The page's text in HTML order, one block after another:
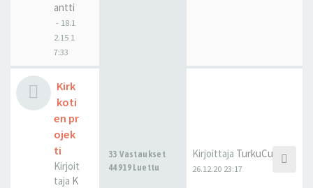
antti
- 18.1
2.15 1
7:33
Kirk
koti
en pr
ojek
ti
Kirjoit
taja K
33 Vastaukset
44919 Luettu
Kirjoittaja TurkuCubed
26.12.20 23:17